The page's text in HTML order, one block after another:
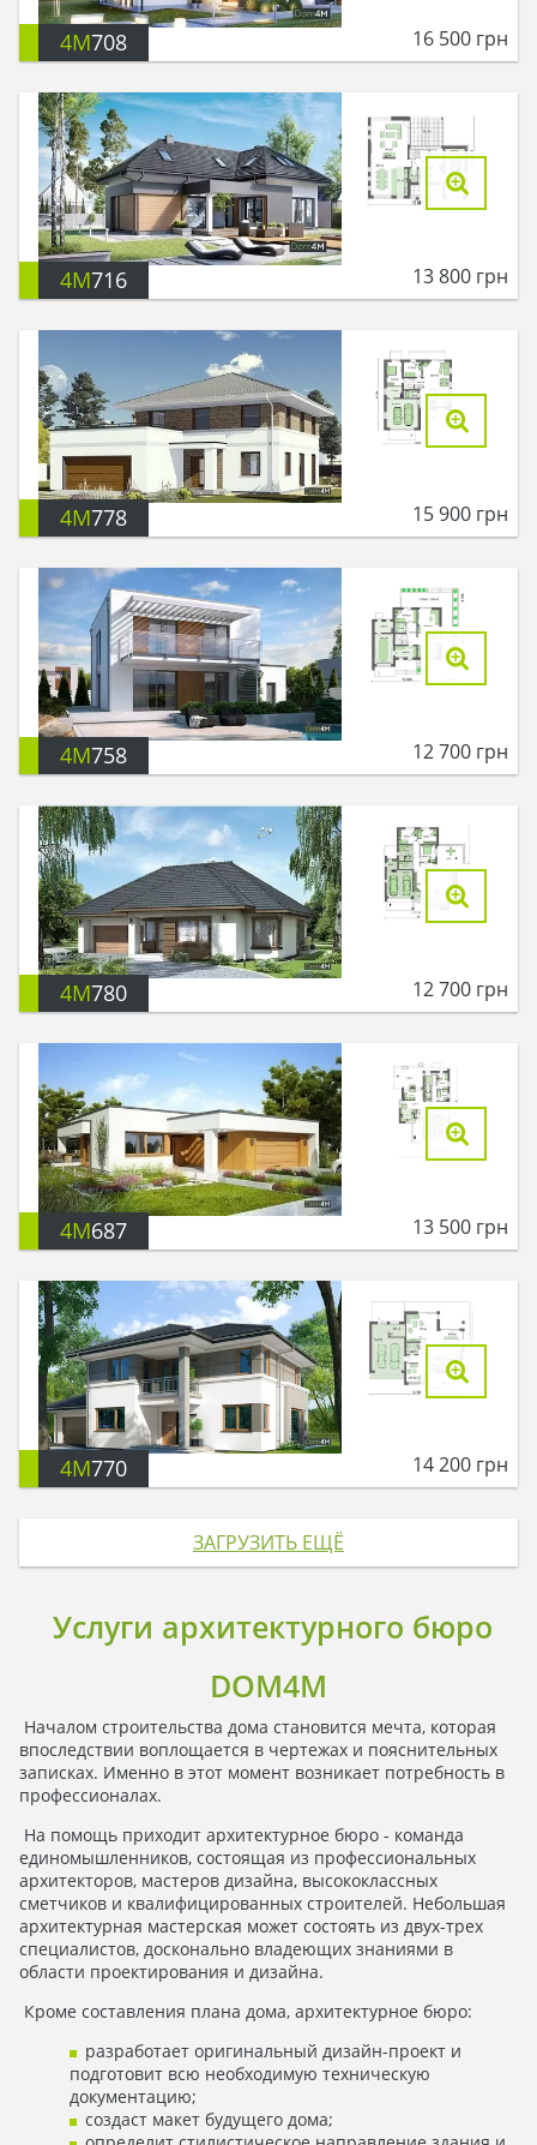
4M708 16 500 грн
4M716 13 800 грн
4M778 15 900 грн
4M758 12 700 грн
4M780 12 700 грн
4M687 13 500 грн
4M770 14 200 грн
ЗАГРУЗИТЬ ЕЩЁ
Услуги архитектурного бюро
DOM4M
Началом строительства дома становится мечта, которая
впоследствии воплощается в чертежах и пояснительных
записках. Именно в этот момент возникает потребность в
профессионалах.
На помощь приходит архитектурное бюро - команда
единомышленников, состоящая из профессиональных
архитекторов, мастеров дизайна, высококлассных
сметчиков и квалифицированных строителей. Небольшая
архитектурная мастерская может состоять из двух-трех
специалистов, досконально владеющих знаниями в
области проектирования и дизайна.
Кроме составления плана дома, архитектурное бюро:
разработает оригинальный дизайн-проект и
подготовит всю необходимую техническую
документацию;
создаст макет будущего дома;